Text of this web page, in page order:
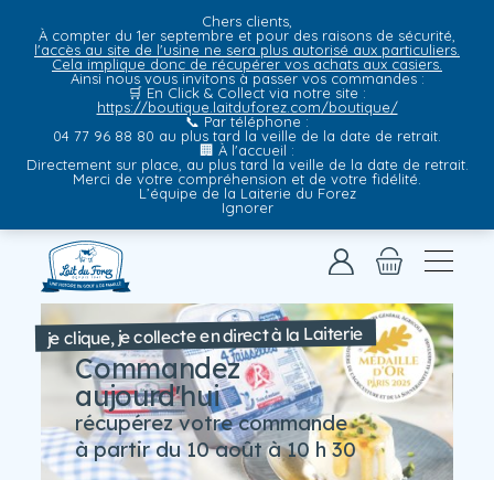
Chers clients,
À compter du 1er septembre et pour des raisons de sécurité,
l'accès au site de l'usine ne sera plus autorisé aux particuliers.
Cela implique donc de récupérer vos achats aux casiers.
Ainsi nous vous invitons à passer vos commandes :
🛒 En Click & Collect via notre site :
https://boutique.laitduforez.com/boutique/
📞 Par téléphone :
04 77 96 88 80 au plus tard la veille de la date de retrait.
🏢 À l'accueil :
Directement sur place, au plus tard la veille de la date de retrait.
Merci de votre compréhension et de votre fidélité.
L’équipe de la Laiterie du Forez
Ignorer
je clique, je collecte en direct à la Laiterie
Commandez
aujourd'hui
récupérez votre commande
à partir du 10 août à 10 h 30